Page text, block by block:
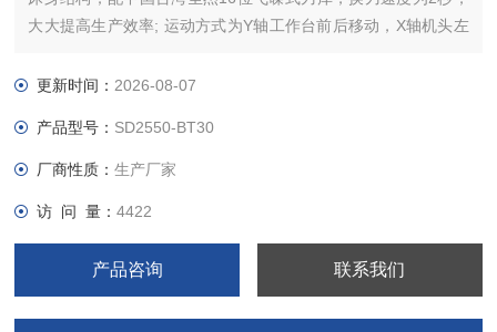
大大提高生产效率; 运动方式为Y轴工作台前后移动，X轴机头左
更新时间： 2026-08-07
产品型号： SD2550-BT30
厂商性质：生产厂家
访 问 量：4422
产品咨询 联系我们